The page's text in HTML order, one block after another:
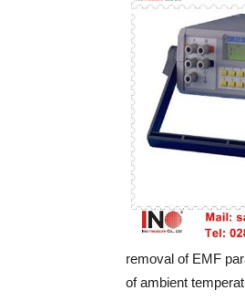
removal of EMF
of ambient